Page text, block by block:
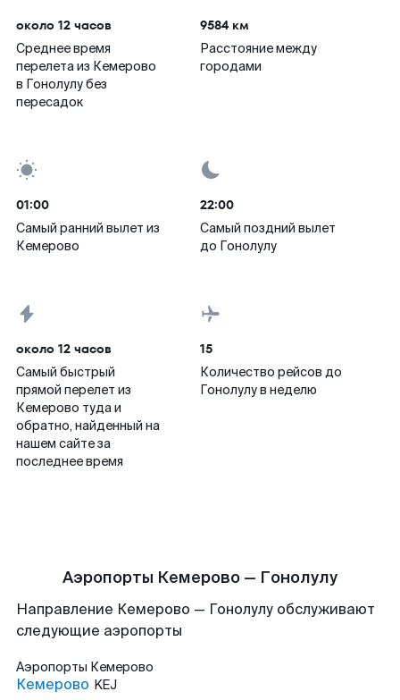
около 12 часов
Среднее время
перелета из Кемерово
в Гонолулу без
пересадок
9584 км
Расстояние между
городами
01:00
Самый ранний вылет из
Кемерово
22:00
Самый поздний вылет
до Гонолулу
около 12 часов
Самый быстрый
прямой перелет из
Кемерово туда и
обратно, найденный на
нашем сайте за
последнее время
15
Количество рейсов до
Гонолулу в неделю
Аэропорты Кемерово — Гонолулу
Направление Кемерово — Гонолулу обслуживают
следующие аэропорты
Аэропорты Кемерово
Кемерово KEJ